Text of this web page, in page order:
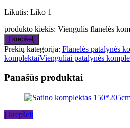
Likutis: Liko 1
produkto kiekis: Viengulis flanelės
Į krepšelį
Prekių kategorija: Flanelės patalynės
komplektaiVienguliai patalynės
Panašūs produktai
Į krepšelį